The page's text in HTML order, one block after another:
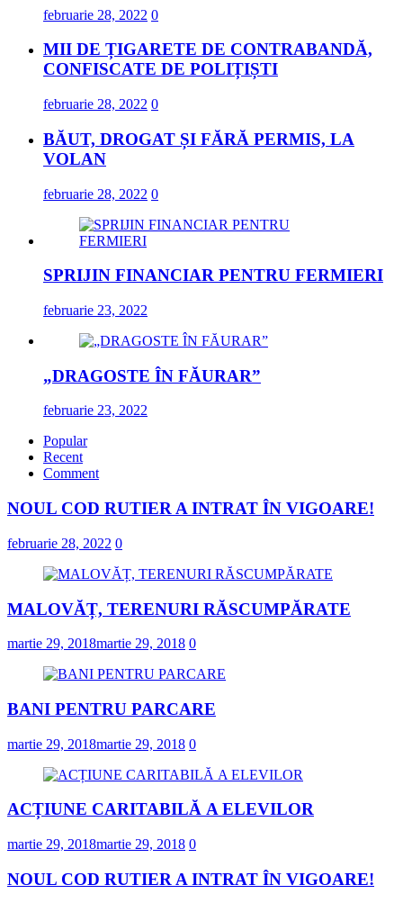
februarie 28, 2022 0
MII DE ȚIGARETE DE CONTRABANDĂ,
CONFISCATE DE POLIȚIȘTI
februarie 28, 2022 0
BĂUT, DROGAT ȘI FĂRĂ PERMIS, LA
VOLAN
februarie 28, 2022 0
SPRIJIN FINANCIAR PENTRU FERMIERI
februarie 23, 2022
„DRAGOSTE ÎN FĂURAR”
februarie 23, 2022
Popular
Recent
Comment
NOUL COD RUTIER A INTRAT ÎN VIGOARE!
februarie 28, 2022 0
MALOVĂȚ, TERENURI RĂSCUMPĂRATE
martie 29, 2018martie 29, 2018 0
BANI PENTRU PARCARE
martie 29, 2018martie 29, 2018 0
ACȚIUNE CARITABILĂ A ELEVILOR
martie 29, 2018martie 29, 2018 0
NOUL COD RUTIER A INTRAT ÎN VIGOARE!